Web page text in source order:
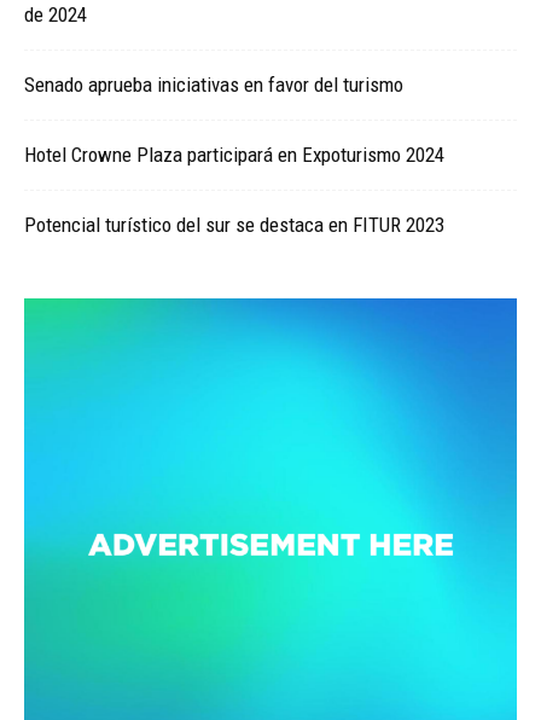
de 2024
Senado aprueba iniciativas en favor del turismo
Hotel Crowne Plaza participará en Expoturismo 2024
Potencial turístico del sur se destaca en FITUR 2023